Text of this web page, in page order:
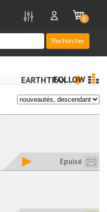
Rechercher
0
EARTHTRAXFOLLOW
Epuisé